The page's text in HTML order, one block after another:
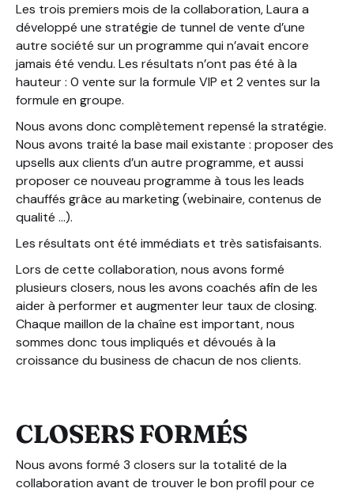
Les trois premiers mois de la collaboration, Laura a
développé une stratégie de tunnel de vente d’une
autre société sur un programme qui n’avait encore
jamais été vendu. Les résultats n’ont pas été à la
hauteur : 0 vente sur la formule VIP et 2 ventes sur la
formule en groupe.
Nous avons donc complètement repensé la stratégie.
Nous avons traité la base mail existante : proposer des
upsells aux clients d’un autre programme, et aussi
proposer ce nouveau programme à tous les leads
chauffés grâce au marketing (webinaire, contenus de
qualité …).
Les résultats ont été immédiats et très satisfaisants.
Lors de cette collaboration, nous avons formé
plusieurs closers, nous les avons coachés afin de les
aider à performer et augmenter leur taux de closing.
Chaque maillon de la chaîne est important, nous
sommes donc tous impliqués et dévoués à la
croissance du business de chacun de nos clients.
CLOSERS FORMÉS
Nous avons formé 3 closers sur la totalité de la
collaboration avant de trouver le bon profil pour ce